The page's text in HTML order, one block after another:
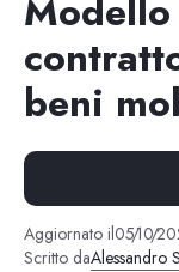
beni
Aggiornato il05/10/
Scritto daAlessandro